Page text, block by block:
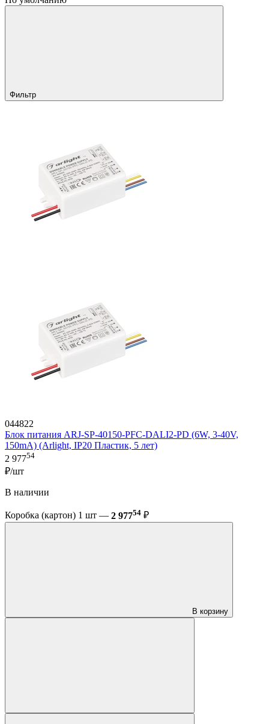
Фильтр
044822
Блок питания ARJ-SP-40150-PFC-DALI2-PD (6W, 3-40V,
150mA) (Arlight, IP20 Пластик, 5 лет)
2 97754
₽/шт
В наличии
Коробка (картон) 1 шт — 2 97754 ₽
В корзину